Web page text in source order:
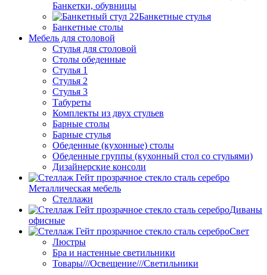
Банкетки, обувницы
Банкетные стулья
Банкетные столы
Мебель для столовой
Стулья для столовой
Столы обеденные
Стулья 1
Стулья 2
Стулья 3
Табуреты
Комплекты из двух стульев
Барные столы
Барные стулья
Обеденные (кухонные) столы
Обеденные группы (кухонный стол со стульями)
Дизайнерские консоли
Металлическая мебель
Стеллажи
Диваны
офисные
Свет
Люстры
Бра и настенные светильники
Товары///Освещение///Светильники